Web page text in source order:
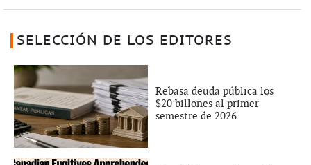
SELECCIÓN DE LOS EDITORES
Rebasa deuda pública los
$20 billones al primer
semestre de 2026